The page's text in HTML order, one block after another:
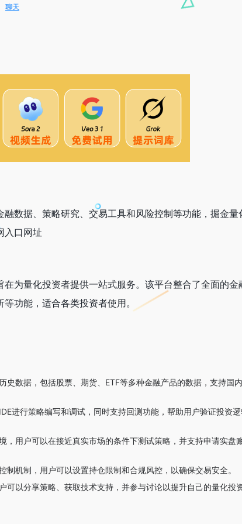
DeepSeek-R1、V3满血版
数据、策略研究、交易工具和风险控制等功能，掘金量
入口网址
为量化投资者提供一站式服务。该平台整合了全面的金
功能，适合各类投资者使用。
史数据，包括股票、期货、ETF等多种金融产品的数据，支持国
进行策略编写和调试，同时支持回测功能，帮助用户验证投资
，用户可以在接近真实市场的条件下测试策略，并支持申请实盘
制机制，用户可以设置持仓限制和合规风控，以确保交易安全。
可以分享策略、获取技术支持，并参与讨论以提升自己的量化投资